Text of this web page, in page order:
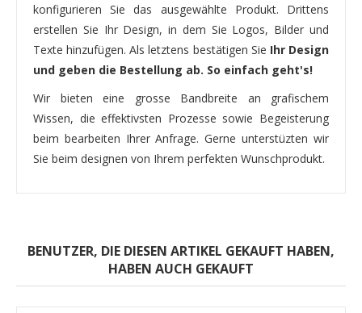
konfigurieren Sie das ausgewählte Produkt. Drittens
erstellen Sie Ihr Design, in dem Sie Logos, Bilder und
Texte hinzufügen. Als letztens bestätigen Sie Ihr Design
und geben die Bestellung ab. So einfach geht's!
Wir bieten eine grosse Bandbreite an grafischem
Wissen, die effektivsten Prozesse sowie Begeisterung
beim bearbeiten Ihrer Anfrage. Gerne unterstüzten wir
Sie beim designen von Ihrem perfekten Wunschprodukt.
BENUTZER, DIE DIESEN ARTIKEL GEKAUFT HABEN,
HABEN AUCH GEKAUFT